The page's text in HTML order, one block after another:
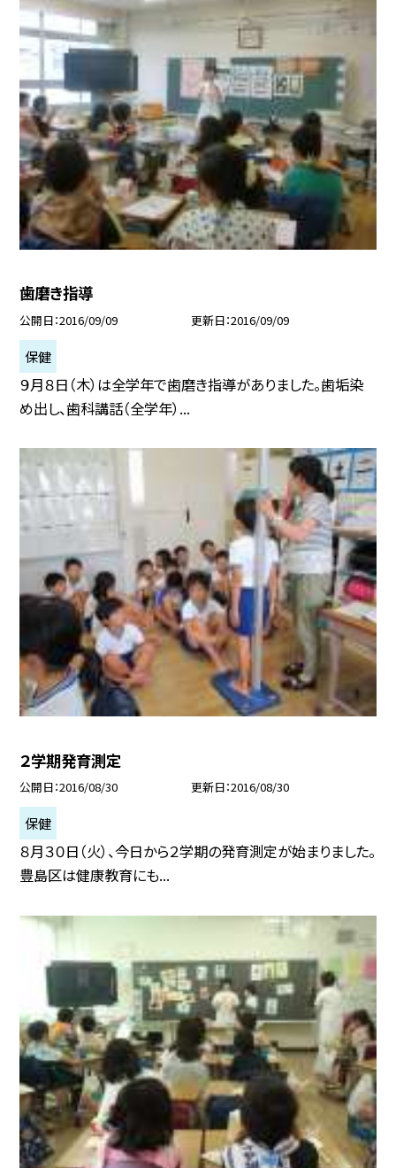
歯磨き指導
公開日 2016/09/09 更新日 2016/09/09
保健
９月８日（木）は全学年で歯磨き指導がありました。歯垢染
め出し、歯科講話（全学年）...
２学期発育測定
公開日 2016/08/30 更新日 2016/08/30
保健
８月３０日（火）、今日から２学期の発育測定が始まりました。
豊島区は健康教育にも...